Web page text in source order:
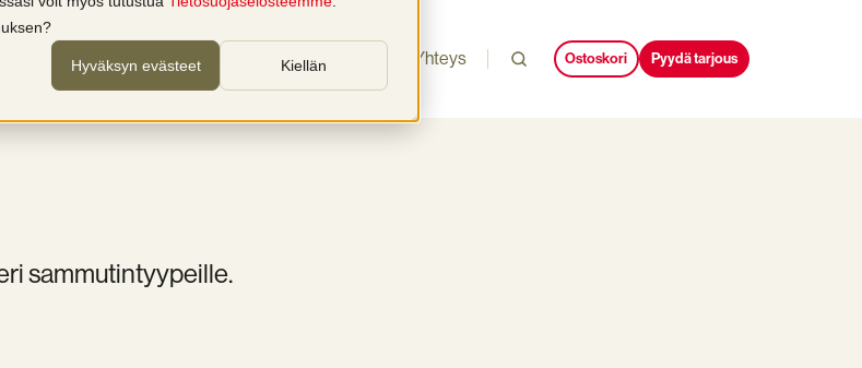
Hyväksyn evästeet Kiellän
Koulutukset Toimialat Tietopankki Yhteys Ostoskori Pyydä tarjous
sammutintyypeille.